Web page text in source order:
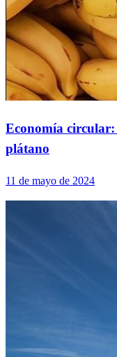
Economía circular:
plátano
11 de mayo de 2024